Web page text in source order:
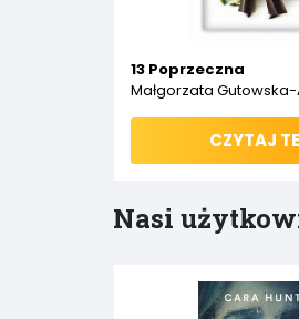
13 Poprzeczna
Małgorzata
CZYTAJ
Nasi